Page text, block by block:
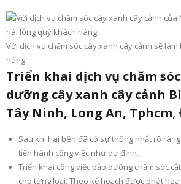
Với dịch vụ chăm sóc cây xanh cây cảnh sẽ
hàng
Triển khai dịch vụ chăm
dưỡng cây xanh cây cảnh
Tây Ninh, Long An, Tphcm,
Sau khi hai bên đã có sự thống nhất rõ
tiến hành công việc như dự định.
Triển khai công việc bảo dưỡng chăm sóc
cho từng loại. Theo kế hoạch được phát